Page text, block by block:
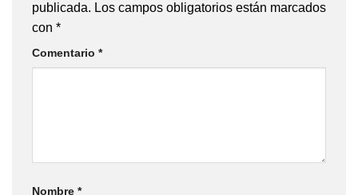
publicada. Los campos obligatorios están marcados
con *
Comentario *
Nombre *